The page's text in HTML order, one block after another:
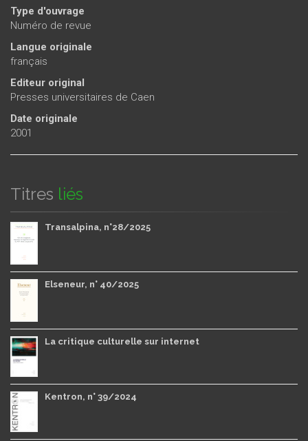
Type d'ouvrage
Numéro de revue
Langue originale
français
Editeur original
Presses universitaires de Caen
Date originale
2001
Titres liés
Transalpina, n°28/2025
Elseneur, n° 40/2025
La critique culturelle sur internet
Kentron, n° 39/2024